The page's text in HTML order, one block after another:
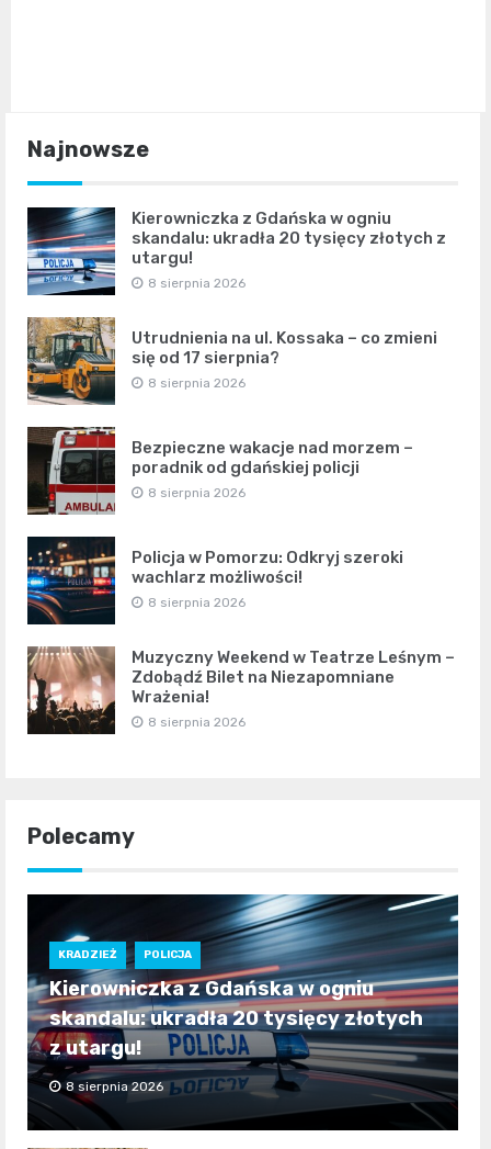
Najnowsze
Kierowniczka z Gdańska w ogniu
skandalu: ukradła 20 tysięcy złotych z
utargu!
8 sierpnia 2026
Utrudnienia na ul. Kossaka – co zmieni
się od 17 sierpnia?
8 sierpnia 2026
Bezpieczne wakacje nad morzem –
poradnik od gdańskiej policji
8 sierpnia 2026
Policja w Pomorzu: Odkryj szeroki
wachlarz możliwości!
8 sierpnia 2026
Muzyczny Weekend w Teatrze Leśnym –
Zdobądź Bilet na Niezapomniane
Wrażenia!
8 sierpnia 2026
Polecamy
KRADZIEŻ POLICJA
Kierowniczka z Gdańska w ogniu
skandalu: ukradła 20 tysięcy złotych
z utargu!
8 sierpnia 2026